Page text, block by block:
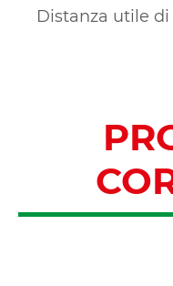
Distanza utile